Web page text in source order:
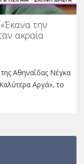
την
ακραία
Αθηναΐδας Νέγκα
Αργά», το